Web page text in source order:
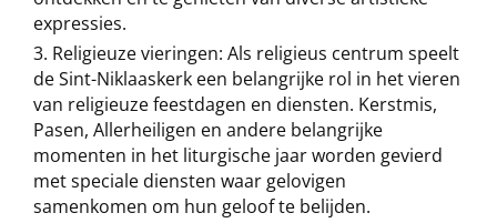
expressies.
Religieuze vieringen: Als religieus centrum speelt
de Sint-Niklaaskerk een belangrijke rol in het vieren
van religieuze feestdagen en diensten. Kerstmis,
Pasen, Allerheiligen en andere belangrijke
momenten in het liturgische jaar worden gevierd
met speciale diensten waar gelovigen
samenkomen om hun geloof te belijden.